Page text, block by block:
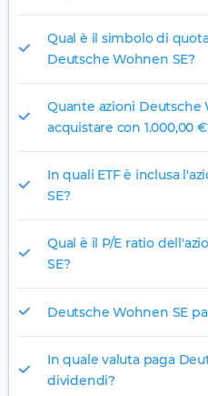
Qual è il simbolo di
Deutsche Wohnen SE?
Quante azioni Deutsche
acquistare con 1.000,00
In quali ETF è inclusa
SE?
Qual è il P/E ratio
SE?
Deutsche Wohnen SE
In quale valuta paga
dividendi?